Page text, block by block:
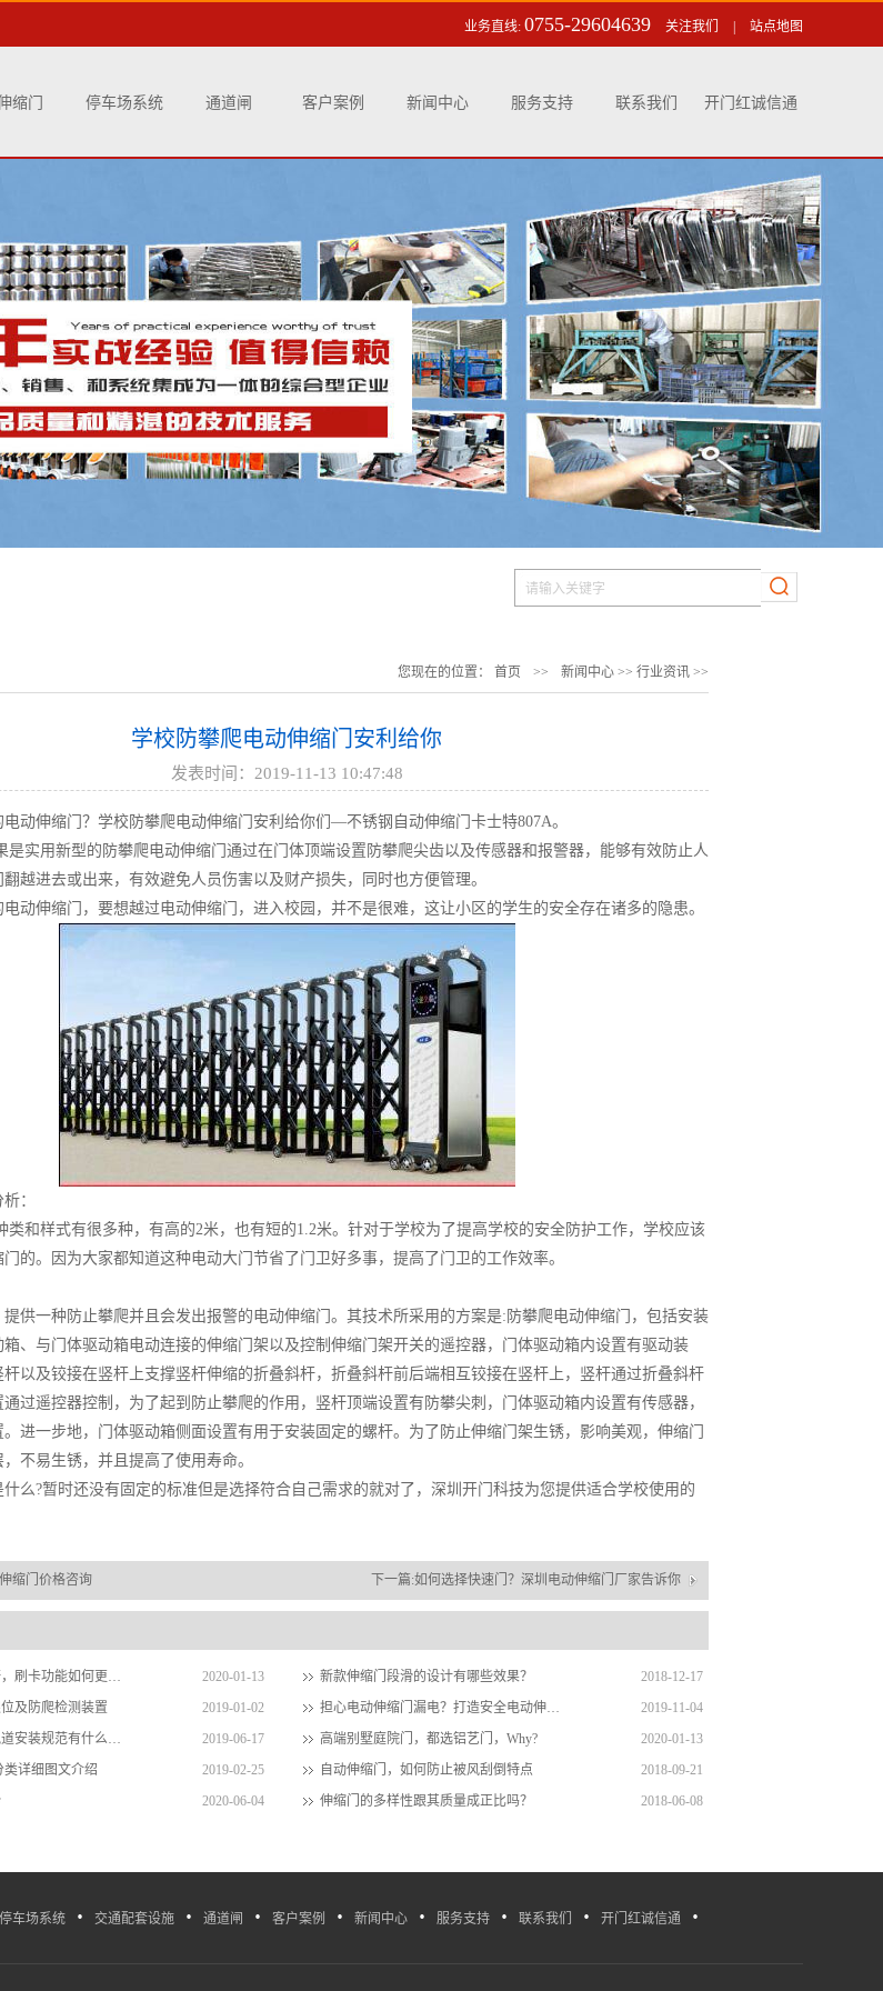
业务直线: 0755-29604639 关注我们 站点地图
缩门 停车场系统 通道闸 客户案例 新闻中心 服务支持 联系我们 开门红诚信通
您现在的位置： 首页 >> 新闻中心 >> 行业资讯 >>
学校防攀爬电动伸缩门安利给你
发表时间：2019-11-13 10:47:48
电动伸缩门？学校防攀爬电动伸缩门安利给你们—不锈钢自动伸缩门卡士特807A。
用新型的防攀爬电动伸缩门通过在门体顶端设置防攀爬尖齿以及传感器和报警器，能够有效防止人
越进去或出来，有效避免人员伤害以及财产损失，同时也方便管理。
电动伸缩门，要想越过电动伸缩门，进入校园，并不是很难，这让小区的学生的安全存在诸多的隐患。
：
类和样式有很多种，有高的2米，也有短的1.2米。针对于学校为了提高学校的安全防护工作，学校应该
的。因为大家都知道这种电动大门节省了门卫好多事，提高了门卫的工作效率。
供一种防止攀爬并且会发出报警的电动伸缩门。其技术所采用的方案是:防攀爬电动伸缩门，包括安装
、与门体驱动箱电动连接的伸缩门架以及控制伸缩门架开关的遥控器，门体驱动箱内设置有驱动装
以及铰接在竖杆上支撑竖杆伸缩的折叠斜杆，折叠斜杆前后端相互铰接在竖杆上，竖杆通过折叠斜杆
过遥控器控制，为了起到防止攀爬的作用，竖杆顶端设置有防攀尖刺，门体驱动箱内设置有传感器，
进一步地，门体驱动箱侧面设置有用于安装固定的螺杆。为了防止伸缩门架生锈，影响美观，伸缩门
不易生锈，并且提高了使用寿命。
么?暂时还没有固定的标准但是选择符合自己需求的就对了， 深圳开门科技为您提供适合学校使用的
缩门价格咨询 下一篇:如何选择快速门？深圳电动伸缩门厂家告诉你
一辊闸如何安装转杆，刷卡功能如何更换面板？ 2020-01-13 新款伸缩门段滑的设计有哪些效果？
2018-12-17
及防爬检测装置
2019-01-02 担心电动伸缩门漏电？打造安全电动伸缩门
2019-11-04
不锈钢电动伸缩门轨道安装规范有什么要求？
2019-06-17 高端别墅庭院门，都选铝艺门，Why?
2020-01-13
类详细图文介绍
2019-02-25 自动伸缩门，如何防止被风刮倒特点
2018-09-21
2020-06-04 伸缩门的多样性跟其质量成正比吗？ 2018-06-08
停车场系统 · 交通配套设施 · 通道闸 · 客户案例 · 新闻中心 · 服务支持 · 联系我们 · 开门红诚信通 ·